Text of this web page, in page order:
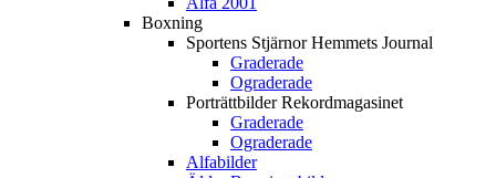
Boxning
Sportens Stjärnor Hemmets Journal
Graderade
Ograderade
Porträttbilder Rekordmagasinet
Graderade
Ograderade
Alfabilder